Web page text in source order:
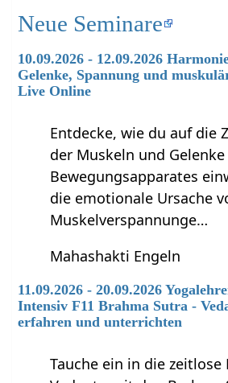
Neue Seminare
10.09.2026 - 12.09.2026
Gelenke, Spannung und
Live Online
Entdecke, wie du auf die
der Muskeln und Gelenke
Bewegungsapparates
die emotionale Ursache
Muskelverspannunge…
Mahashakti Engeln
11.09.2026 - 20.09.2026
Intensiv F11 Brahma Sutra -
erfahren und unterrichten
Tauche ein in die zeitlose